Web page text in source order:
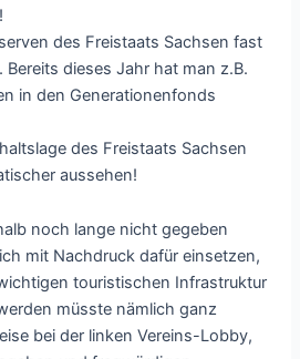
des Freistaats Sachsen fast
dieses Jahr hat man z.B.
in den Generationenfonds
des Freistaats Sachsen
aussehen!
noch lange nicht gegeben
mit Nachdruck dafür einsetzen,
touristischen Infrastruktur
müsste nämlich ganz
bei der linken Vereins-Lobby,